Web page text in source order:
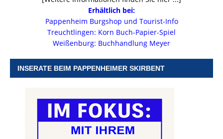
Erhältlich bei:
Pappenheim Burgshop und Tourist-Info
Treuchtlingen: Korn Buch-Papier-Spiel
Weißenburg: Buchhandlung Meyer
INSERATE BEIM PAPPENHEIMER SKIRBENT